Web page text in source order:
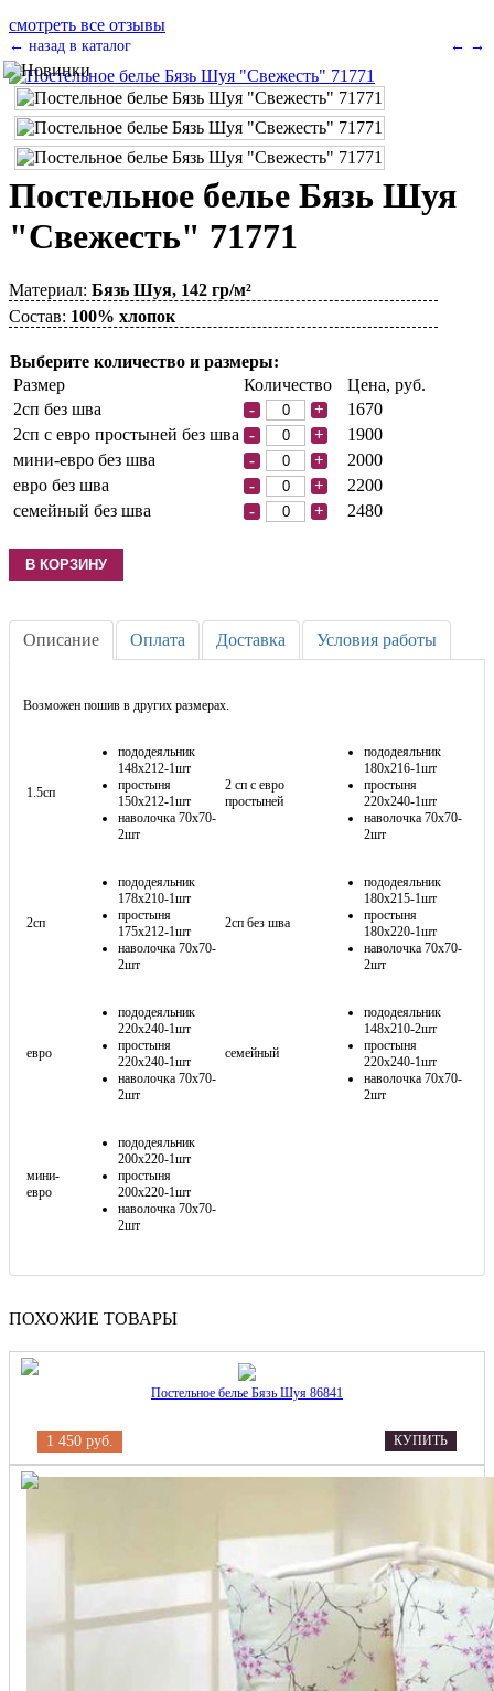
смотреть все отзывы
← →
← назад в каталог
Постельное белье Бязь Шуя
"Свежесть" 71771
Материал: Бязь Шуя, 142 гр/м²
Состав: 100% хлопок
Выберите количество и размеры:
Размер
Количество
Цена, руб.
2сп без шва
- +
1670
2сп с евро простыней без шва
- +
1900
мини-евро без шва
- +
2000
евро без шва
- +
2200
семейный без шва
- + 2480
Описание Оплата Доставка Условия работы
Возможен пошив в других размерах.
1.5сп
пододеяльник
148х212-1шт
простыня
150х212-1шт
наволочка 70х70-
2шт
2 сп с евро
простыней
пододеяльник
180х216-1шт
простыня
220х240-1шт
наволочка 70х70-
2шт
2сп
пододеяльник
178х210-1шт
простыня
175х212-1шт
наволочка 70х70-
2шт
2сп без шва
пододеяльник
180х215-1шт
простыня
180х220-1шт
наволочка 70х70-
2шт
евро
пододеяльник
220х240-1шт
простыня
220х240-1шт
наволочка 70х70-
2шт
семейный
пододеяльник
148х210-2шт
простыня
220х240-1шт
наволочка 70х70-
2шт
мини-
евро
пододеяльник
200х220-1шт
простыня
200х220-1шт
наволочка 70х70-
2шт
ПОХОЖИЕ ТОВАРЫ
Постельное белье Бязь Шуя 86841
1 450 руб. КУПИТЬ